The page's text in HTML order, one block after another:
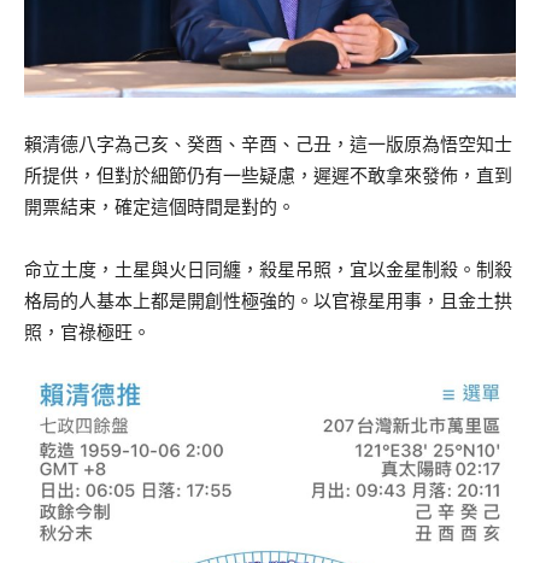
賴清德八字為己亥、癸酉、辛酉、己丑，這一版原為悟空知士
所提供，但對於細節仍有一些疑慮，遲遲不敢拿來發佈，直到
開票結束，確定這個時間是對的。
命立土度，土星與火日同纏，殺星吊照，宜以金星制殺。制殺
格局的人基本上都是開創性極強的。以官祿星用事，且金土拱
照，官祿極旺。